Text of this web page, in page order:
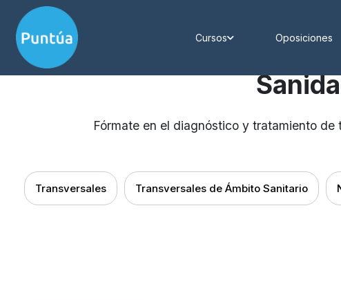
Cursos Oposiciones
Fórmate en el diagnóstico y tratamiento
Transversales Transversales de Ámbito Sanitario